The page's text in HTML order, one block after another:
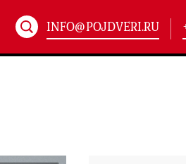
технические двери
INFO@POJDVERI.RU